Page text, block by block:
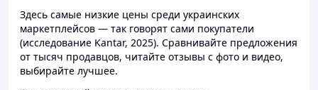
Здесь самые низкие цены среди украинских
маркетплейсов — так говорят сами покупатели
(исследование Kantar, 2025). Сравнивайте предложения
от тысяч продавцов, читайте отзывы с фото и видео,
выбирайте лучшее.